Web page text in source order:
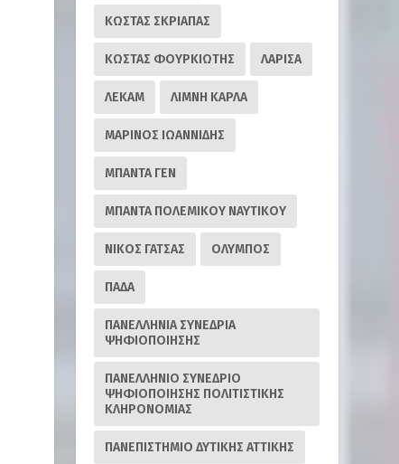
ΚΩΣΤΑΣ ΣΚΡΙΑΠΑΣ
ΚΩΣΤΑΣ ΦΟΥΡΚΙΩΤΗΣ ΛΑΡΙΣΑ
ΛΕΚΑΜ ΛΙΜΝΗ ΚΑΡΛΑ
ΜΑΡΙΝΟΣ ΙΩΑΝΝΙΔΗΣ
ΜΠΑΝΤΑ ΓΕΝ
ΜΠΑΝΤΑ ΠΟΛΕΜΙΚΟΥ ΝΑΥΤΙΚΟΥ
ΝΙΚΟΣ ΓΑΤΣΑΣ ΟΛΥΜΠΟΣ
ΠΑΔΑ
ΠΑΝΕΛΛΗΝΙΑ ΣΥΝΕΔΡΙΑ
ΨΗΦΙΟΠΟΙΗΣΗΣ
ΠΑΝΕΛΛΗΝΙΟ ΣΥΝΕΔΡΙΟ
ΨΗΦΙΟΠΟΙΗΣΗΣ ΠΟΛΙΤΙΣΤΙΚΗΣ
ΚΛΗΡΟΝΟΜΙΑΣ
ΠΑΝΕΠΙΣΤΗΜΙΟ ΔΥΤΙΚΗΣ ΑΤΤΙΚΗΣ